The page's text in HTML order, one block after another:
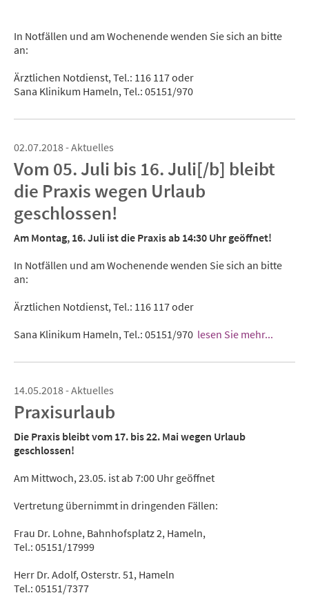
In Notfällen und am Wochenende wenden Sie sich an bitte
an:
Ärztlichen Notdienst, Tel.: 116 117 oder
Sana Klinikum Hameln, Tel.: 05151/970
02.07.2018 - Aktuelles
Vom 05. Juli bis 16. Juli[/b] bleibt
die Praxis wegen Urlaub
geschlossen!
Am Montag, 16. Juli ist die Praxis ab 14:30 Uhr geöffnet!
In Notfällen und am Wochenende wenden Sie sich an bitte
an:
Ärztlichen Notdienst, Tel.: 116 117 oder
Sana Klinikum Hameln, Tel.: 05151/970 lesen Sie mehr...
14.05.2018 - Aktuelles
Praxisurlaub
Die Praxis bleibt vom 17. bis 22. Mai wegen Urlaub
geschlossen!
Am Mittwoch, 23.05. ist ab 7:00 Uhr geöffnet
Vertretung übernimmt in dringenden Fällen:
Frau Dr. Lohne, Bahnhofsplatz 2, Hameln,
Tel.: 05151/17999
Herr Dr. Adolf, Osterstr. 51, Hameln
Tel.: 05151/7377